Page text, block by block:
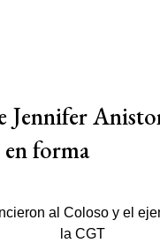
Jennifer
en forma